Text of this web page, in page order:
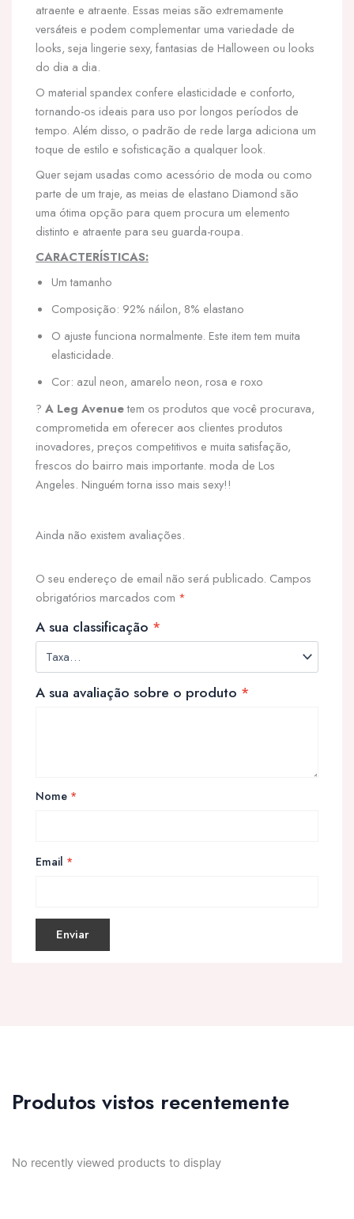
atraente e atraente. Essas meias são extremamente
versáteis e podem complementar uma variedade de
looks, seja lingerie sexy, fantasias de Halloween ou looks
do dia a dia.
O material spandex confere elasticidade e conforto,
tornando-os ideais para uso por longos períodos de
tempo. Além disso, o padrão de rede larga adiciona um
toque de estilo e sofisticação a qualquer look.
Quer sejam usadas como acessório de moda ou como
parte de um traje, as meias de elastano Diamond são
uma ótima opção para quem procura um elemento
distinto e atraente para seu guarda-roupa.
CARACTERÍSTICAS:
Um tamanho
Composição: 92% náilon, 8% elastano
O ajuste funciona normalmente. Este item tem muita
elasticidade.
Cor: azul neon, amarelo neon, rosa e roxo
? A Leg Avenuetem os produtos que você procurava,
comprometida em oferecer aos clientes produtos
inovadores, preços competitivos e muita satisfação,
frescos do bairro mais importante. moda de Los
Angeles. Ninguém torna isso mais sexy!!
Ainda não existem avaliações.
O seu endereço de email não será publicado. Campos
obrigatórios marcados com *
A sua classificação *
A sua avaliação sobre o produto *
Nome *
Email *
Produtos vistos recentemente
No recently viewed products to display